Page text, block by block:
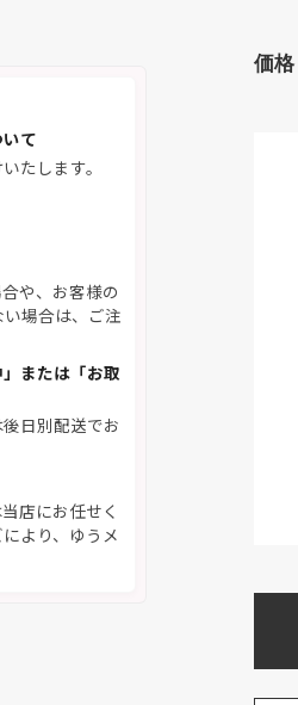
て
たします。
や、お客様の
場合は、ご注
または「お取
日別配送でお
店にお任せく
より、ゆうメ